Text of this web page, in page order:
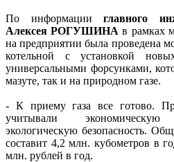
По информацииглавного
Алексея РОГУШИНА в рамках
на предприятии была проведена
котельной с установкой
универсальными форсунками,
мазуте, так и на природном газе.
- К приему газа все готово.
учитывали
экологическую безопасность.
составит 4,2 млн. кубометров в
млн. рублей в год.